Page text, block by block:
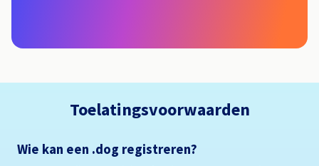
Toelatingsvoorwaarden
Wie kan een .dog registreren?